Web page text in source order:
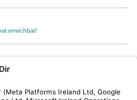
erreichbar!